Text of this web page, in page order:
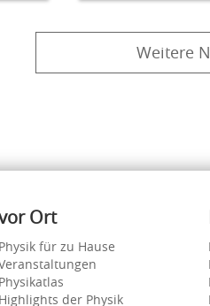
Weitere
Ort
Physik für zu Hause
Physikatlas
Highlights der Physik